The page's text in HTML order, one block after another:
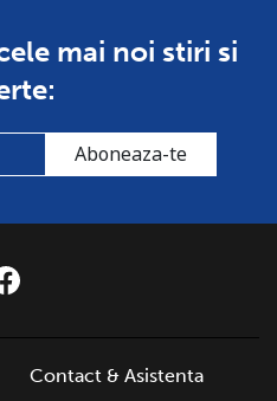
mai noi stiri si
Aboneaza-te
Contact & Asistenta